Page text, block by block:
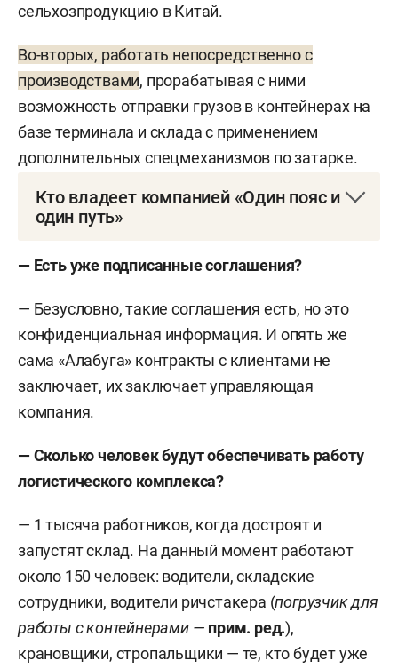
сельхозпродукцию в Китай.
Во-вторых, работать непосредственно с
производствами, прорабатывая с ними
возможность отправки грузов в контейнерах на
базе терминала и склада с применением
дополнительных спецмеханизмов по затарке.
Кто владеет компанией «Один пояс и
один путь»
«Контур.Фокус», учредителями ООО «ЛК „Один
пояс и один путь“» являются пять человек. В
равных частях по 20% принадлежитИвану
Ильину,Артему Ишутину,Максиму Кузьмину
Владиславу КутузовуиАльберту Юсупову
Генеральный директор общества —
Компания зарегистрирована 18 сентября 2024
— Есть уже подписанные соглашения?
— Безусловно, такие соглашения есть, но это
конфиденциальная информация. И опять же
сама «Алабуга» контракты с клиентами не
заключает, их заключает управляющая
компания.
— Сколько человек будут обеспечивать работу
логистического комплекса?
— 1 тысяча работников, когда достроят и
запустят склад. На данный момент работают
около 150 человек: водители, складские
сотрудники, водители ричстакера (погрузчик для
работы с контейнерами — прим. ред.),
крановщики, стропальщики — те, кто будет уже